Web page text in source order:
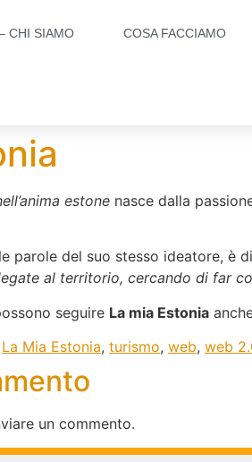
CHI SIAMO COSA FACCIAMO
estone nasce dalla
parole del suo stesso ideatore, è
al territorio, cercando di far
seguire La mia Estonia
La Mia Estonia, turismo, web, web
un commento.